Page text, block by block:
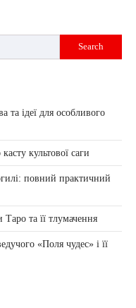
Search
та ідеї для особливого
культової саги
повний практичний
та її тлумачення
«Поля чудес» і її